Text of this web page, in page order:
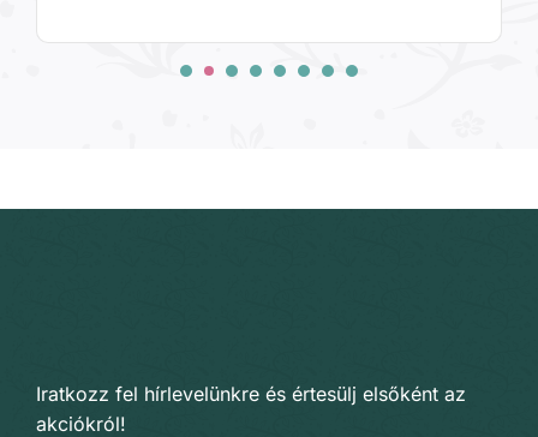
Iratkozz fel hírlevelünkre és értesülj elsőként az
akciókról!